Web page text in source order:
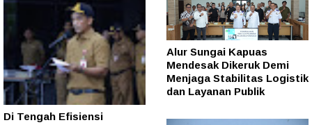
Di Tengah Efisiensi
Alur Sungai Kapuas
Mendesak Dikeruk Demi
Menjaga Stabilitas Logistik
dan Layanan Publik